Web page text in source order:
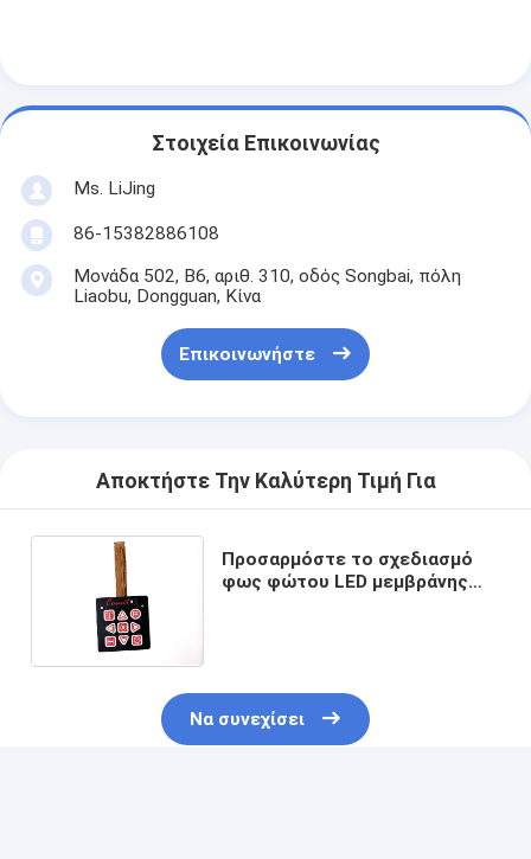
Στοιχεία Επικοινωνίας
Ms. LiJing
86-15382886108
Μονάδα 502, Β6, αριθ. 310, οδός Songbai, πόλη
Liaobu, Dongguan, Κίνα
Επικοινωνήστε
Αποκτήστε Την Καλύτερη Τιμή Για
Προσαρμόστε το σχεδιασμό
φως φώτου LED μεμβράνης
Να συνεχίσει